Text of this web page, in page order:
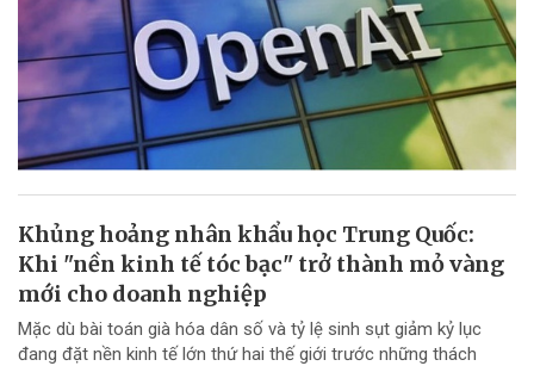
Khủng hoảng nhân khẩu học Trung Quốc:
Khi "nền kinh tế tóc bạc" trở thành mỏ vàng
mới cho doanh nghiệp
Mặc dù bài toán già hóa dân số và tỷ lệ sinh sụt giảm kỷ lục
đang đặt nền kinh tế lớn thứ hai thế giới trước những thách